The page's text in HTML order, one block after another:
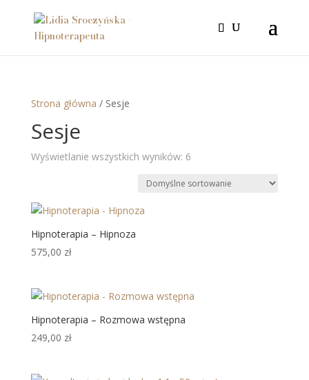
Strona główna / Sesje
Sesje
Wyświetlanie wszystkich wyników: 6
Hipnoterapia – Hipnoza
575,00 zł
Hipnoterapia – Rozmowa wstępna
249,00 zł